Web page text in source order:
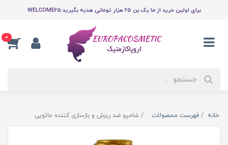
برای اولین خرید از ما یک بن 25 هزار تومانی هدیه بگیرید:WELCOME25
0
خانه فهرست محصولات شامپو ضد ریزش و بازسازی کننده مائویی